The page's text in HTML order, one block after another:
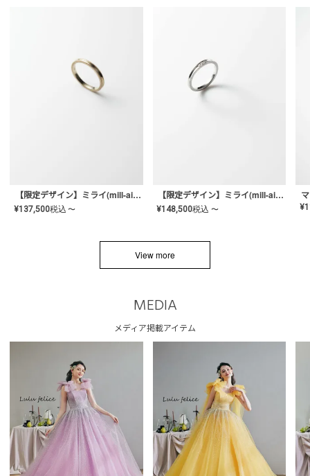
【限定デザイン】ミライ(mill-ai)リング
¥137,500税込 〜
【限定デザイン】ミライ(mill-ai)リング
¥148,500税込 〜 ¥
View more
MEDIA
メディア掲載アイテム